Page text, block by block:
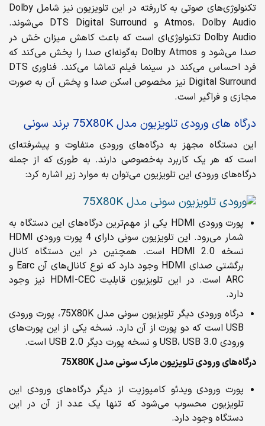
تکنولوژی‌های صوتی به کاررفته در این تلویزیون نیز شامل Dolby
Atmos، Dolby Audio و DTS Digital Surround می‌شوند.
Dolby Audio تکنولوژی‌ای است که باعث کاهش میزان خش در
صدا می‌شود و Dolby Atmos به‌گونه‌ای صدا را پخش می‌کند که
فرد احساس می‌کند در سینما فیلم تماشا می‌کند. فناوری DTS
Digital Surround نیز مخصوص اسکن صدا و پخش آن به صورت
مجازی و فراگیر است.
درگاه های ورودی تلویزیون مدل 75X80K برند سونی
این دستگاه مجهز به درگاه‌های ورودی متفاوت و پیشرفته‌ای
است که هر یک کاربرد به‌خصوصی دارند. به طوری که از جمله
درگاه‌های ورودی این تلویزیون می‌توان به موارد زیر اشاره کرد:
پورت ورودی HDMI یکی از مهم‌ترین‌ درگاه‌های این دستگاه به
شمار می‌رود. این تلویزیون سونی دارای 4 پورت ورودی HDMI
نسخه HDMI 2.0 است. همچنین در این دستگاه کانال
برگشتی صدای HDMI وجود دارد که نوع کانال‌های آن Earc و
ARC است. در این تلویزیون قابلیت HDMI-CEC نیز وجود
دارد.
درگاه ورودی دیگر تلویزیون سونی مدل 75X80K، پورت ورودی
USB است که دو پورت از آن دارد. نسخه یکی از این پورت‌های
ورودی USB، USB 3.0 و نسخه پورت دیگر USB 2.0 است.
درگاه‌های ورودی تلویزیون مارک سونی مدل 75X80K
پورت ورودی ویدئو کامپوزیت از دیگر درگاه‌های ورودی این
تلویزیون محسوب می‌شود که تنها یک عدد از آن در این
دستگاه وجود دارد.